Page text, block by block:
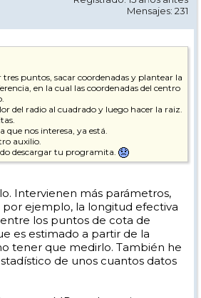
Mensajes: 231
tres puntos, sacar coordenadas y plantear la
en la cual las coordenadas del centro
del radio al cuadrado y luego hacer la raiz.
que nos interesa, ya está.
auxilio.
descargar tu programita.
Intervienen más parámetros,
por ejemplo, la longitud efectiva
los puntos de cota de
es estimado a partir de la
tener que medirlo. También he
de unos cuantos datos